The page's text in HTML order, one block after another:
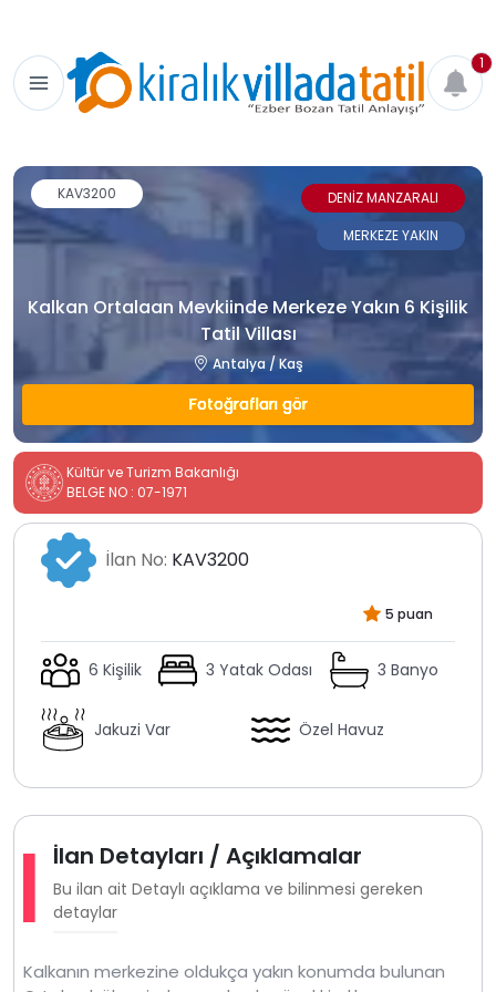
1
Kalkan Ortalaan Mevkiinde Merkeze Yakın 6 Kişilik
Tatil Villası
Antalya / Kaş
Fotoğrafları gör
KAV3200
DENİZ MANZARALI
MERKEZE YAKIN
Kültür ve Turizm Bakanlığı
BELGE NO : 07-1971
İlan No: KAV3200
5 puan
6 Kişilik 3 Yatak Odası 3 Banyo
Jakuzi Var Özel Havuz
İlan Detayları / Açıklamalar
Bu ilan ait Detaylı açıklama ve bilinmesi gereken
detaylar
Kalkanın merkezine oldukça yakın konumda bulunan